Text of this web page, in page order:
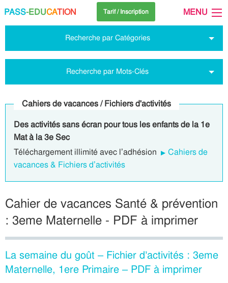
PASS-EDUCATION Tarif / Inscription MENU
Recherche par Catégories
Recherche par Mots-Clés
Cahiers de vacances / Fichiers d'activités
Des activités sans écran pour tous les enfants de la 1e
Mat à la 3e Sec
Téléchargement illimité avec l’adhésion
Cahiers de
vacances & Fichiers d’activités
Cahier de vacances Santé & prévention
: 3eme Maternelle - PDF à imprimer
La semaine du goût – Fichier d’activités : 3eme
Maternelle, 1ere Primaire – PDF à imprimer